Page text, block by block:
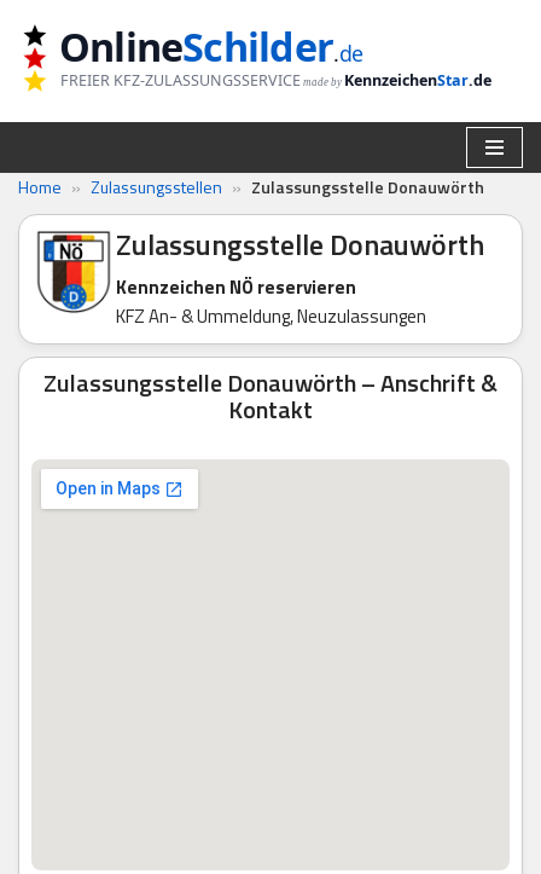
Zum
Inhalt
springen
OnlineSchilder.de
FREIER KFZ-ZULASSUNGSSERVICE made by KennzeichenStar.de
Home » Zulassungsstellen » Zulassungsstelle Donauwörth
Zulassungsstelle Donauwörth
Kennzeichen NÖ reservieren
KFZ An- & Ummeldung, Neuzulassungen
Zulassungsstelle Donauwörth – Anschrift &
Kontakt